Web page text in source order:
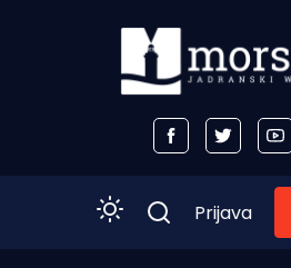
Prijava